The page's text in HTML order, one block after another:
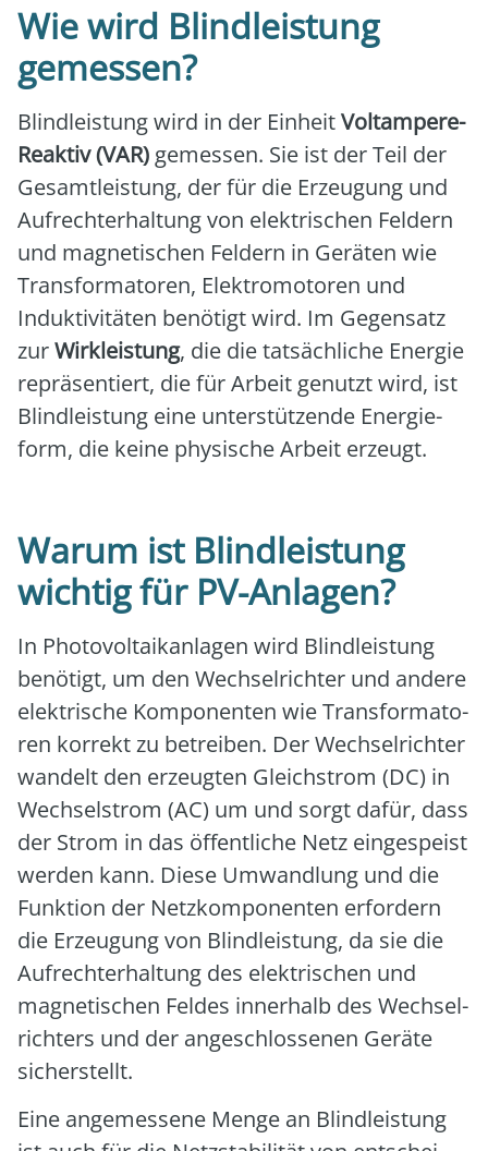
Wie wird Blindleistung
gemessen?
Blind­leis­tung wird in der Ein­heitVolt­am­pere-
Reak­tiv (VAR) gemes­sen. Sie ist der Teil der
Gesamt­leis­tung, der für die Erzeu­gung und
Auf­recht­erhal­tung von elek­tri­schen Fel­dern
und magne­ti­schen Fel­dern in Gerä­ten wie
Trans­for­ma­to­ren, Elek­tro­mo­to­ren und
Induk­ti­vi­tä­ten benö­tigt wird. Im Gegen­satz
zurWirk­leis­tung, die die tat­säch­li­che Ener­gie
reprä­sen­tiert, die für Arbeit genutzt wird, ist
Blind­leis­tung eine unter­stüt­zen­de Ener­gie­
form, die kei­ne phy­si­sche Arbeit erzeugt.
Warum ist Blindleistung
wichtig für PV-Anlagen?
In Pho­to­vol­ta­ik­an­la­gen wird Blind­leis­tung
benö­tigt, um den Wech­sel­rich­ter und ande­re
elek­tri­sche Kom­po­nen­ten wie Trans­for­ma­to­
ren kor­rekt zu betrei­ben. Der Wech­sel­rich­ter
wan­delt den erzeug­ten Gleich­strom (DC) in
Wech­sel­strom (AC) um und sorgt dafür, dass
der Strom in das öffent­li­che Netz ein­ge­speist
wer­den kann. Die­se Umwand­lung und die
Funk­ti­on der Netz­kom­po­nen­ten erfor­dern
die Erzeu­gung von Blind­leis­tung, da sie die
Auf­recht­erhal­tung des elek­tri­schen und
magne­ti­schen Fel­des inner­halb des Wech­sel­
rich­ters und der ange­schlos­se­nen Gerä­te
sicher­stellt.
Eine ange­mes­se­ne Men­ge an Blind­leis­tung